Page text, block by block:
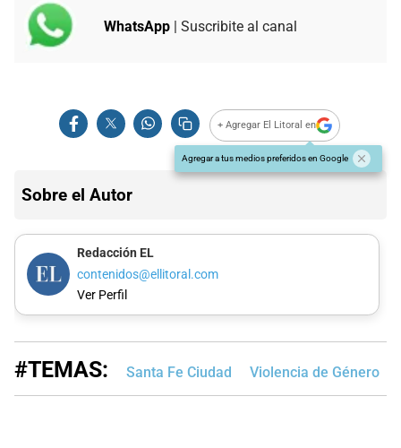
WhatsApp | Suscribite al canal
+ Agregar El Litoral en
Agregar a tus medios preferidos en Google
Sobre el Autor
Redacción EL
contenidos@ellitoral.com
Ver Perfil
#TEMAS: Santa Fe Ciudad Violencia de Género